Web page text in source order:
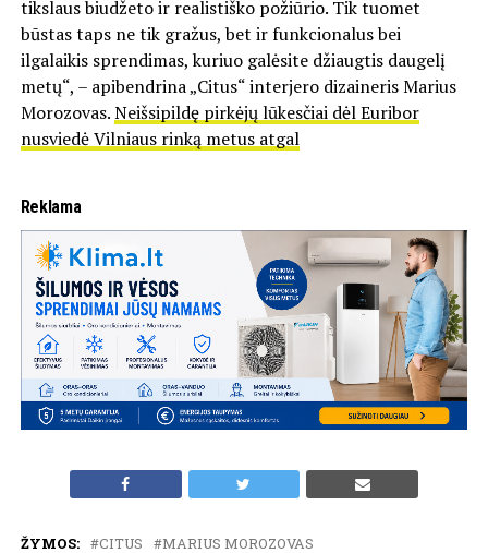
tikslaus biudžeto ir realistiško požiūrio. Tik tuomet
būstas taps ne tik gražus, bet ir funkcionalus bei
ilgalaikis sprendimas, kuriuo galėsite džiaugtis daugelį
metų“, – apibendrina „Citus“ interjero dizaineris Marius
Morozovas.Neišsipildę pirkėjų lūkesčiai dėl Euribor
nusviedė Vilniaus rinką metus atgal
Reklama
ŽYMOS: CITUS MARIUS MOROZOVAS